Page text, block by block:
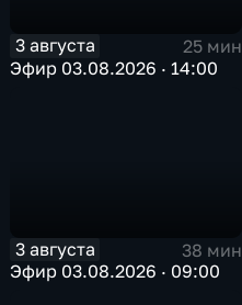
3 августа
25 мин
Эфир 03.08.2026 · 14:00
3 августа
38 мин
Эфир 03.08.2026 · 09:00